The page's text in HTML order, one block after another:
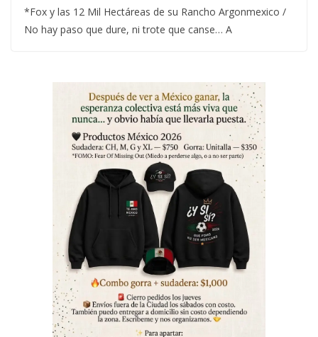
*Fox y las 12 Mil Hectáreas de su Rancho Argonmexico /
No hay paso que dure, ni trote que canse… A